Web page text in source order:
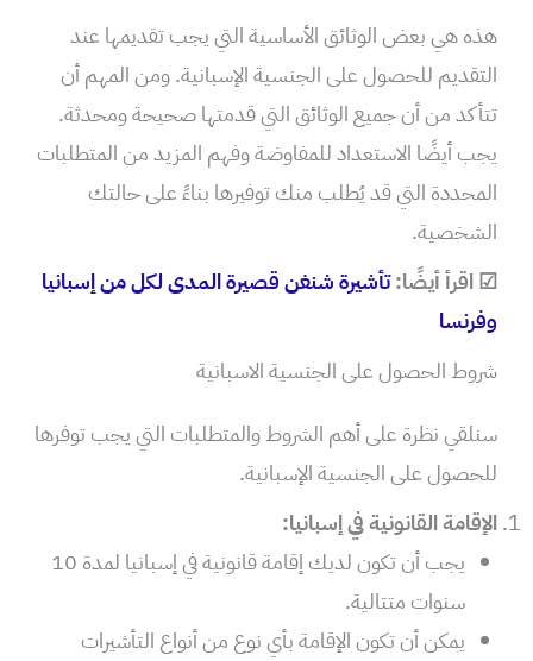
هذه هي بعض الوثائق الأساسية التي يجب تقديمها عند
التقديم للحصول على الجنسية الإسبانية. ومن المهم أن
تتأكد من أن جميع الوثائق التي قدمتها صحيحة ومحدثة.
يجب أيضًا الاستعداد للمفاوضة وفهم المزيد من المتطلبات
المحددة التي قد يُطلب منك توفيرها بناءً على حالتك
الشخصية.
☑ اقرأ أيضًا:تأشيرة شنغن قصيرة المدى لكل من إسبانيا
وفرنسا
شروط الحصول على الجنسية الاسبانية
سنلقي نظرة على أهم الشروط والمتطلبات التي يجب توفرها
للحصول على الجنسية الإسبانية.
الإقامة القانونية في إسبانيا:
يجب أن تكون لديك إقامة قانونية في إسبانيا لمدة 10
سنوات متتالية.
يمكن أن تكون الإقامة بأي نوع من أنواع التأشيرات